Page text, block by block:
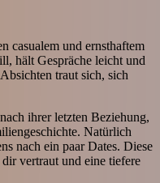
casualem und ernsthaftem
hält Gespräche leicht und
traut sich, sich
ihrer letzten Beziehung,
Natürlich
nach ein paar Dates. Diese
vertraut und eine tiefere